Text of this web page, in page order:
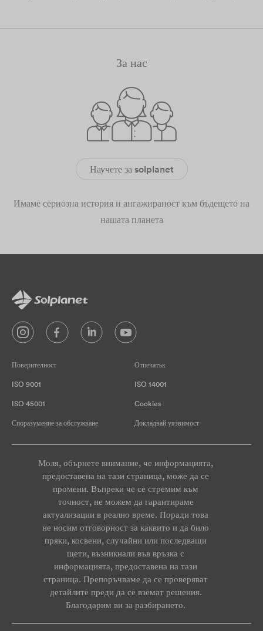
За нас
Научете за solplanet
Имаме сериозна история и ангажираност към бъдещето на
нашата планета
Поверителност Отпечатък
ISO 9001 ISO 14001
ISO 45001 Cookies
Споразумение за обслужване Докладвай уязвимост
Моля, обърнете внимание, че информацията,
предоставена на тази страница, може да се
промени. Въпреки че се стремим към
точност, не можем да гарантираме
актуализации в реално време. Поради това
не носим отговорност за каквито и да било
пряки, косвени, случайни или последващи
щети, възникнали във връзка с
информацията, предоставена на тази
страница. Препоръчваме да се проверяват
детайлите преди да се вземат решения.
Благодарим ви за разбирането.